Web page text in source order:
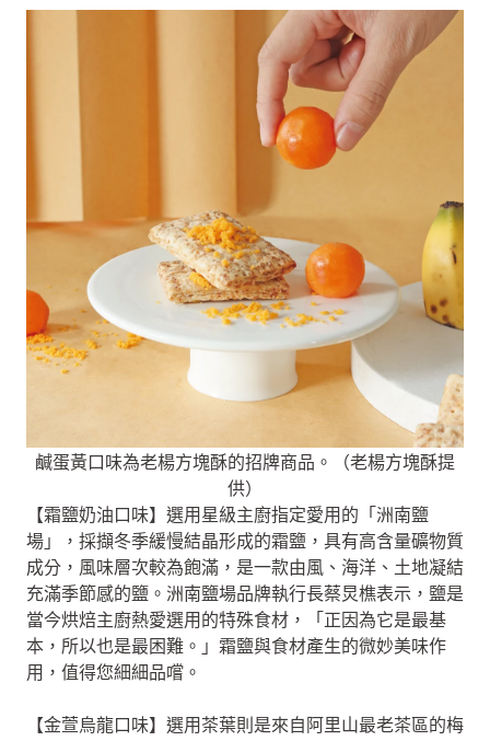
鹹蛋黃口味為老楊方塊酥的招牌商品。（老楊方塊酥提
供）
【霜鹽奶油口味】選用星級主廚指定愛用的「洲南鹽
場」，採擷冬季緩慢結晶形成的霜鹽，具有高含量礦物質
成分，風味層次較為飽滿，是一款由風、海洋、土地凝結
充滿季節感的鹽。洲南鹽場品牌執行長蔡炅樵表示，鹽是
當今烘焙主廚熱愛選用的特殊食材，「正因為它是最基
本，所以也是最困難。」霜鹽與食材產生的微妙美味作
用，值得您細細品嚐。
【金萱烏龍口味】選用茶葉則是來自阿里山最老茶區的梅